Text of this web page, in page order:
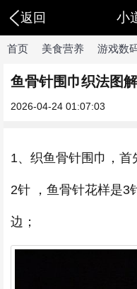
返回 小
首页 美食营养 游戏数
鱼骨针围巾织法图解
2026-04-24 01:07:03
1、织鱼骨针围巾，
2针 ，鱼骨针花样是3
边；